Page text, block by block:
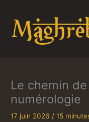
contenu
Le chemin
numérologie
17 juin 2026/15